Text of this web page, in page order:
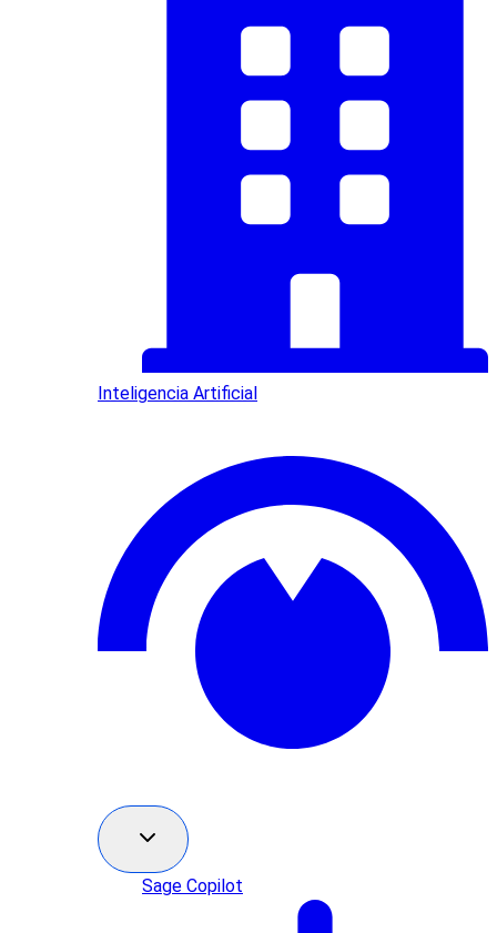
Inteligencia Artificial
Sage Copilot